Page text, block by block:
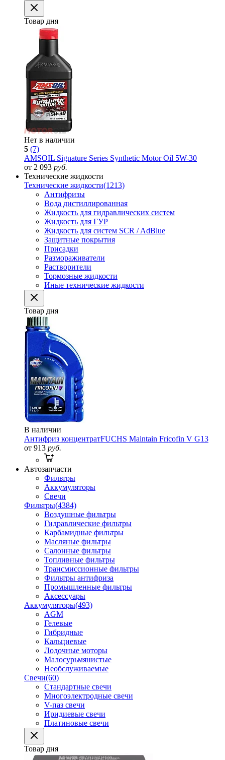
Товар дня
Нет в наличии
5 (7)
AMSOIL Signature Series Synthetic Motor Oil 5W-30
от 2 093 руб.
Технические жидкости
Технические жидкости(1213)
Антифризы
Вода дистиллированная
Жидкость для гидравлических систем
Жидкость для ГУР
Жидкость для систем SCR / AdBlue
Защитные покрытия
Присадки
Размораживатели
Растворители
Тормозные жидкости
Иные технические жидкости
Товар дня
В наличии
Антифриз концентратFUCHS Maintain Fricofin V G13
от 913 руб.
Автозапчасти
Фильтры
Аккумуляторы
Свечи
Фильтры(4384)
Воздушные фильтры
Гидравлические фильтры
Карбамидные фильтры
Масляные фильтры
Салонные фильтры
Топливные фильтры
Трансмиссионные фильтры
Фильтры антифриза
Промышленные фильтры
Аксессуары
Аккумуляторы(493)
AGM
Гелевые
Гибридные
Кальциевые
Лодочные моторы
Малосурьмянистые
Необслуживаемые
Свечи(60)
Стандартные свечи
Многоэлектродные свечи
V-паз свечи
Иридиевые свечи
Платиновые свечи
Товар дня